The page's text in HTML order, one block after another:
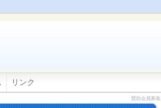
リンク
賛助会員募集